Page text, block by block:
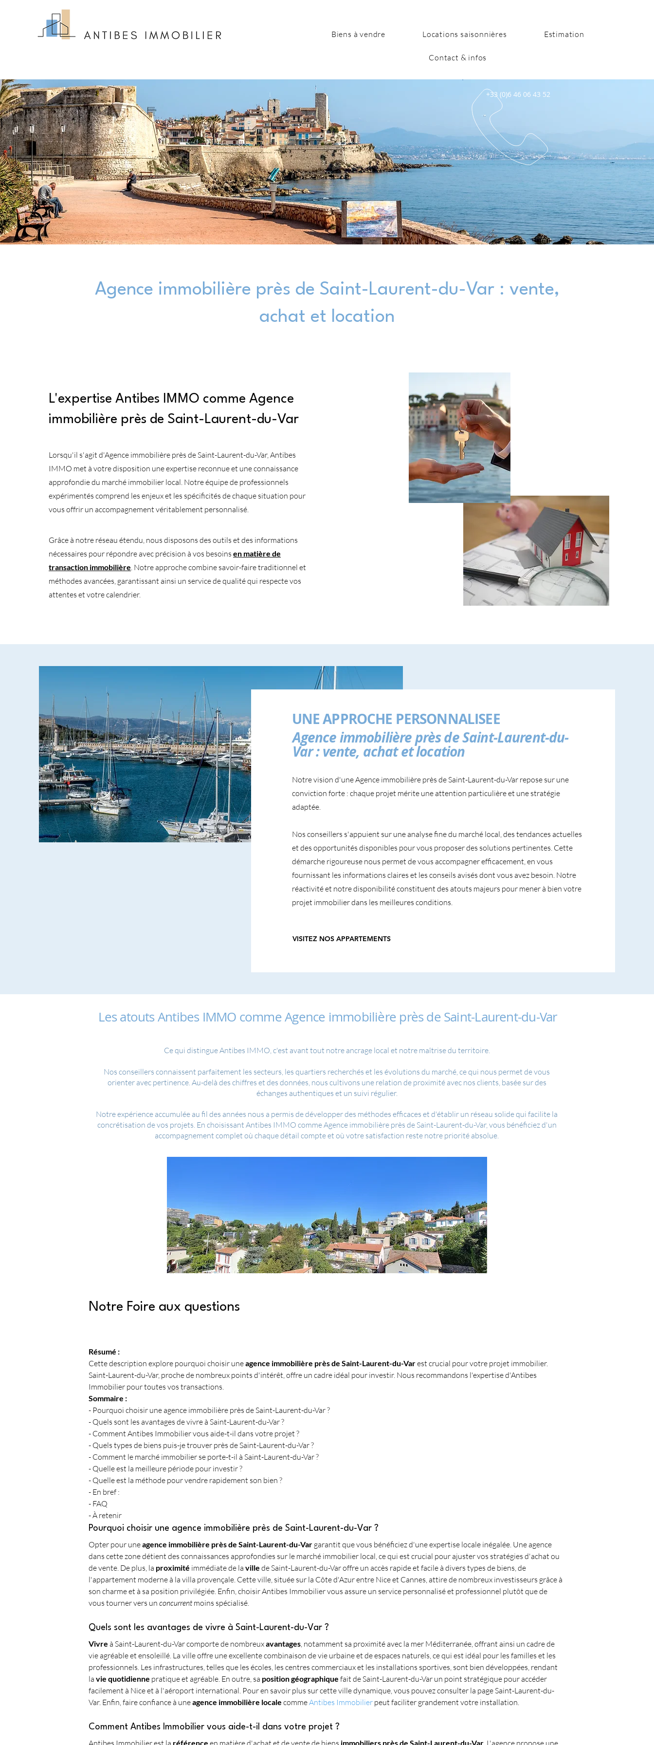
Biens à vendre Locations saisonnières Estimation
Contact & infos
+33 (0)6 46 06 43 52
Agence immobilière près de Saint-Laurent-du-Var : vente,
achat et location
L'expertise Antibes IMMO comme Agence
immobilière près de Saint-Laurent-du-Var
Lorsqu'il s'agit d'Agence immobilière près de Saint-Laurent-du-Var, Antibes
IMMO met à votre disposition une expertise reconnue et une connaissance
approfondie du marché immobilier local. Notre équipe de professionnels
expérimentés comprend les enjeux et les spécificités de chaque situation pour
vous offrir un accompagnement véritablement personnalisé.
Grâce à notre réseau étendu, nous disposons des outils et des informations
nécessaires pour répondre avec précision à vos besoinsen matière de
transaction immobilière. Notre approche combine savoir-faire traditionnel et
méthodes avancées, garantissant ainsi un service de qualité qui respecte vos
attentes et votre calendrier.
UNE APPROCHE PERSONNALISEE
Agence immobilière près de Saint-Laurent-du-
Var : vente, achat et location
Notre vision d'une Agence immobilière près de Saint-Laurent-du-Var repose sur une
conviction forte : chaque projet mérite une attention particulière et une stratégie
adaptée.
Nos conseillers s'appuient sur une analyse fine du marché local, des tendances actuelles
et des opportunités disponibles pour vous proposer des solutions pertinentes. Cette
démarche rigoureuse nous permet de vous accompagner efficacement, en vous
fournissant les informations claires et les conseils avisés dont vous avez besoin. Notre
réactivité et notre disponibilité constituent des atouts majeurs pour mener à bien votre
projet immobilier dans les meilleures conditions.
VISITEZ NOS APPARTEMENTS
Les atouts Antibes IMMO comme Agence immobilière près de Saint-Laurent-du-Var
Ce qui distingue Antibes IMMO, c'est avant tout notre ancrage local et notre maîtrise du territoire.
Nos conseillers connaissent parfaitement les secteurs, les quartiers recherchés et les évolutions du marché, ce qui nous permet de vous
orienter avec pertinence. Au-delà des chiffres et des données, nous cultivons une relation de proximité avec nos clients, basée sur des
échanges authentiques et un suivi régulier.
Notre expérience accumulée au fil des années nous a permis de développer des méthodes efficaces et d'établir un réseau solide qui facilite la
concrétisation de vos projets. En choisissant Antibes IMMO comme Agence immobilière près de Saint-Laurent-du-Var, vous bénéficiez d'un
accompagnement complet où chaque détail compte et où votre satisfaction reste notre priorité absolue.
Notre Foire aux questions
Résumé :
Cette description explore pourquoi choisir une agence immobilière près de Saint-Laurent-du-Var est crucial pour votre projet immobilier.
Saint-Laurent-du-Var, proche de nombreux points d'intérêt, offre un cadre idéal pour investir. Nous recommandons l'expertise d'Antibes
Immobilier pour toutes vos transactions.
Sommaire :
- Pourquoi choisir une agence immobilière près de Saint-Laurent-du-Var ?
- Quels sont les avantages de vivre à Saint-Laurent-du-Var ?
- Comment Antibes Immobilier vous aide-t-il dans votre projet ?
- Quels types de biens puis-je trouver près de Saint-Laurent-du-Var ?
- Comment le marché immobilier se porte-t-il à Saint-Laurent-du-Var ?
- Quelle est la meilleure période pour investir ?
- Quelle est la méthode pour vendre rapidement son bien ?
- En bref :
- FAQ
- À retenir
Pourquoi choisir une agence immobilière près de Saint-Laurent-du-Var ?
Opter pour une agence immobilière près de Saint-Laurent-du-Var garantit que vous bénéficiez d'une expertise locale inégalée. Une agence
dans cette zone détient des connaissances approfondies sur le marché immobilier local, ce qui est crucial pour ajuster vos stratégies d'achat ou
de vente. De plus, la proximité immédiate de la ville de Saint-Laurent-du-Var offre un accès rapide et facile à divers types de biens, de
l'appartement moderne à la villa provençale. Cette ville, située sur la Côte d'Azur entre Nice et Cannes, attire de nombreux investisseurs grâce à
son charme et à sa position privilégiée. Enfin, choisir Antibes Immobilier vous assure un service personnalisé et professionnel plutôt que de
vous tourner vers un concurrent moins spécialisé.
Quels sont les avantages de vivre à Saint-Laurent-du-Var ?
Vivre à Saint-Laurent-du-Var comporte de nombreux avantages, notamment sa proximité avec la mer Méditerranée, offrant ainsi un cadre de
vie agréable et ensoleillé. La ville offre une excellente combinaison de vie urbaine et de espaces naturels, ce qui est idéal pour les familles et les
professionnels. Les infrastructures, telles que les écoles, les centres commerciaux et les installations sportives, sont bien développées, rendant
la vie quotidienne pratique et agréable. En outre, sa position géographique fait de Saint-Laurent-du-Var un point stratégique pour accéder
facilement à Nice et à l'aéroport international. Pour en savoir plus sur cette ville dynamique, vous pouvez consulter la page Saint-Laurent-du-
Var. Enfin, faire confiance à une agence immobilière locale comme Antibes Immobilier peut faciliter grandement votre installation.
Comment Antibes Immobilier vous aide-t-il dans votre projet ?
Antibes Immobilier est la référence en matière d'achat et de vente de biens immobiliers près de Saint-Laurent-du-Var . L'agence propose une